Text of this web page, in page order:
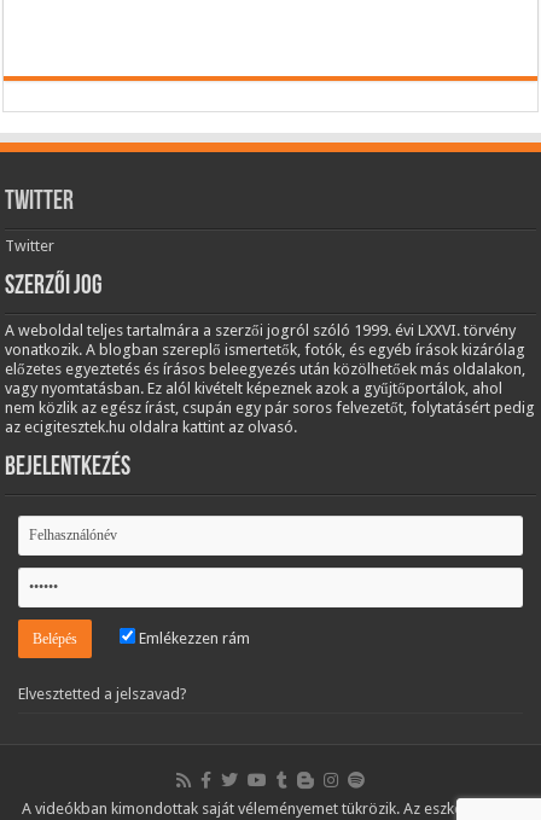
Twitter
Twitter
Szerzői jog
A weboldal teljes tartalmára a szerzői jogról szóló 1999. évi LXXVI. törvény
vonatkozik. A blogban szereplő ismertetők, fotók, és egyéb írások kizárólag
előzetes egyeztetés és írásos beleegyezés után közölhetőek más oldalakon,
vagy nyomtatásban. Ez alól kivételt képeznek azok a gyűjtőportálok, ahol
nem közlik az egész írást, csupán egy pár soros felvezetőt, folytatásért pedig
az ecigitesztek.hu oldalra kattint az olvasó.
Bejelentkezés
Emlékezzen rám
Elvesztetted a jelszavad?
A videókban kimondottak saját véleményemet tükrözik. Az eszközöket és